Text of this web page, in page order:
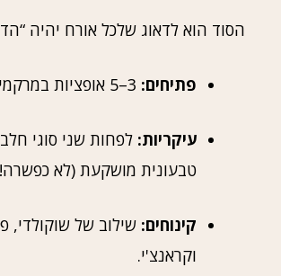
הסוד הוא לדאוג שלכל אורח יהיה
פתיחים:
עיקריות: לפחות שני סוגי
טבעונית מושקעת (לא
קינוחים: שילוב של שוקולדי,
וקראנצ'י.